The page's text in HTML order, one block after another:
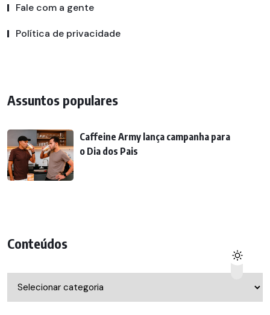
Fale com a gente
Política de privacidade
Assuntos populares
Caffeine Army lança campanha para
o Dia dos Pais
Conteúdos
Conteúdos